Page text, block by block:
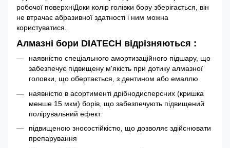
робочої поверхніДоки колір голівки бору зберігається, він
не втрачає абразивної здатності і ним можна
користуватися.
Алмазні бори DIATECH відрізняються :
наявністю спеціального амортизаційного підшару, що
забезпечує підвищену м'якість при дотику алмазної
головки, що обертається, з дентином або емаллю
наявністю в асортименті дрібнодисперсних (кришка
менше 15 мкм) борів, що забезпечують підвищений
полірувальний ефект
підвищеною зносостійкістю, що дозволяє здійснювати
препарування